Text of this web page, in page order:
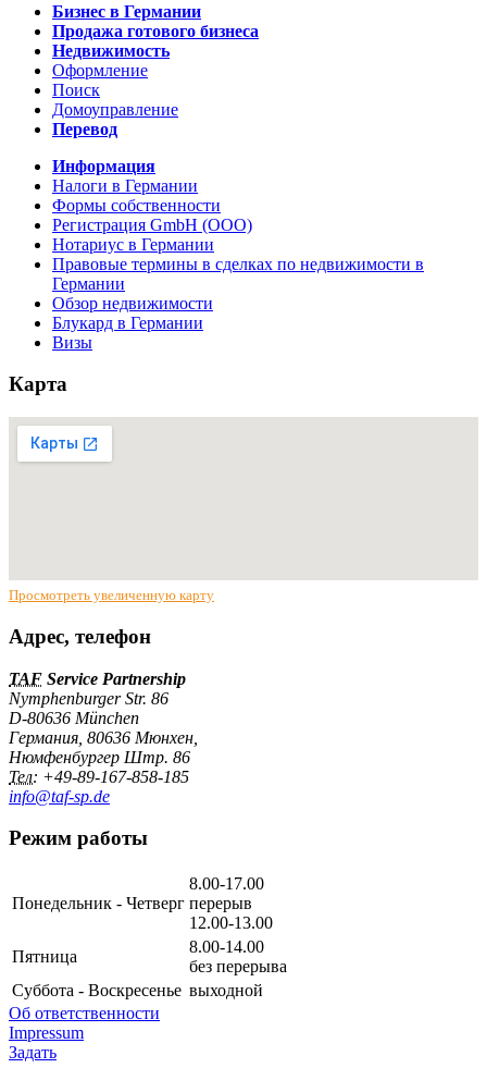
Бизнес в Германии
Продажа готового бизнеса
Недвижимость
Оформление
Поиск
Домоуправление
Перевод
Информация
Налоги в Германии
Формы собственности
Регистрация GmbH (ООО)
Нотариус в Германии
Правовые термины в сделках по недвижимости в
Германии
Обзор недвижимости
Блукард в Германии
Визы
Карта
Просмотреть увеличенную карту
Адрес, телефон
TAF Service Partnership
Nymphenburger Str. 86
D-80636 München
Германия 80636 Мюнхен
Нюмфенбургер Штр. 86
Тел: +49-89-167-858-185
info@taf-sp.de
Режим работы
Понедельник - Четверг
8.00-17.00
перерыв
12.00-13.00
Пятница
8.00-14.00
без перерыва
Суббота - Воскресенье выходной
Об ответственности
Impressum
Задать